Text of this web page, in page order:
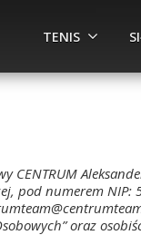
TENIS
CENTRUM
pod numerem
oraz